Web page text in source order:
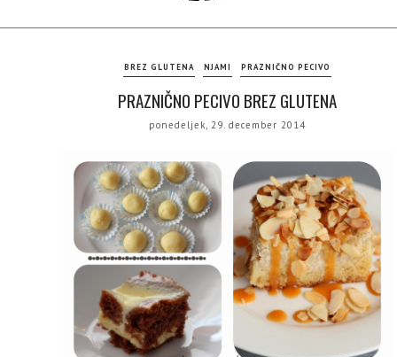
BREZ GLUTENA NJAMI PRAZNIČNO PECIVO
PRAZNIČNO PECIVO BREZ GLUTENA
ponedeljek, 29. december 2014